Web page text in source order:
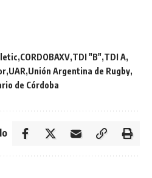
CORDOBAXV TDI "B" TDI A
UAR Unión Argentina de Rugby
de Córdoba